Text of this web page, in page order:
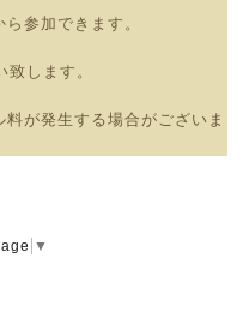
参加できます。
します。
が発生する場合がございま
▼